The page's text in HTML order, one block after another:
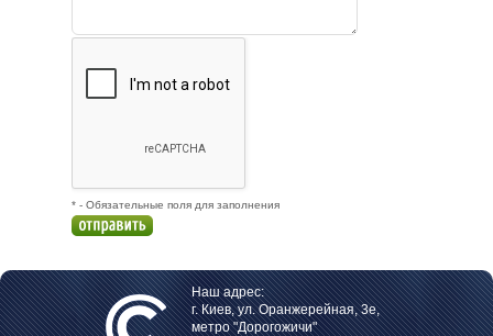
* - Обязательные поля для заполнения
Наш адрес:
г. Киев, ул. Оранжерейная, 3е,
метро "Дорогожичи"